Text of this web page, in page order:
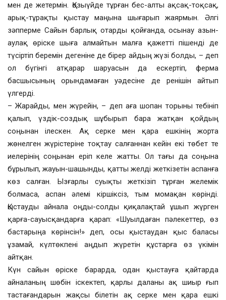
мен де жетермін. Қозыүйде тұрған бес-алты ақсақ-тоқсақ,
арық-тұрақты қыстау маңына шығарып жаярмын. Әлгі
зәпперме Сайын барлық отарды қойғанда, осынау азын-
аулақ өріске шыға алмайтын малға қажетті пішенді де
түсіртіп беремін дегеніне де бірер айдың жүзі болды, – деп
ол бүгінгі атқарар шаруасын да ескертіп, ферма
басшысының орындамаған уәдесіне де ренішін айтып
үлгерді.
– Жарайды, мен жүрейін, – деп аға шопан торыны тебініп
қалып, үздік-создық шұбырып бара жатқан қойдың
соңынан ілескен. Ақ серке мен қара ешкінің жорта
жөнелген жүрістеріне тоқтау салғаннан кейін екі төбет те
иелерінің соңынан еріп келе жатты. Ол тағы да соңына
бұрылып, жауын-шашынды, қатты желді жеткізетін аспанға
көз салған. Ызғарлы суықты жеткізіп тұрған желемік
болмаса, аспан әлемі кіршіксіз, тым момақан көрінді.
Қыстауды айнала оңды-солды қиқалақтай ұшып жүрген
қарға-сауысқандарға қарап: «Шуылдаған пәлекеттер, өз
бастарыңа көрінсін!» деп, осы қыстаудан қыс баласы
ұзамай, күлтөкпені аңдып жүретін құстарға өз үкімін
айтқан.
Күн сайын өріске барарда, одан қыстауға қайтарда
айналаның шөбін іскектеп, қарлы даланы ақ шиыр ғып
тастағандарын жақсы білетін ақ серке мен қара ешкі